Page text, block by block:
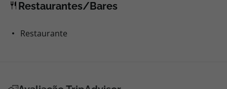
Restaurantes/Bares
Restaurante